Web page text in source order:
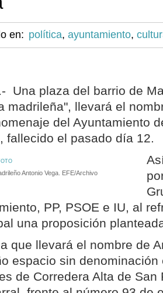
en: política, ayuntamiento,
Una plaza del barrio de
madrileña", llevará el
del Ayuntamiento
fallecido el pasado día 12.
Antonio Vega. EFE/Archivo
PP, PSOE e IU, al
una proposición
que llevará el nombre de
espacio sin
de Corredera Alta de San